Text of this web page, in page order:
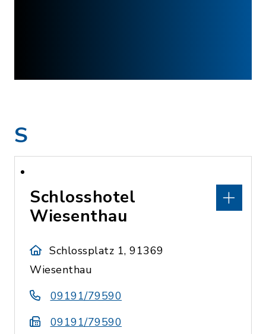
S
Schlosshotel
Wiesenthau
Schlossplatz 1, 91369
Wiesenthau
09191/79590
09191/79590